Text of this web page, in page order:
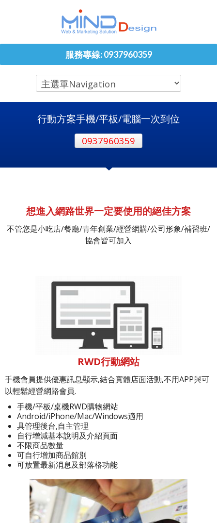
服務專線: 0937960359
行動方案手機/平板/電腦一次到位
0937960359
想進入網路世界一定要使用的絕佳方案
不管您是小吃店/餐廳/青年創業/經營網購/公司形象/補習班/
協會皆可加入
RWD行動網站
手機會員提供優惠訊息顯示,結合實體店面活動,不用APP與可
以輕鬆經營網路會員.
手機/平板/桌機RWD購物網站
Android/iPhone/Mac/Windows適用
具管理後台,自主管理
自行增減基本說明及介紹頁面
不限商品數量
可自行增加商品館別
可放置最新消息及部落格功能